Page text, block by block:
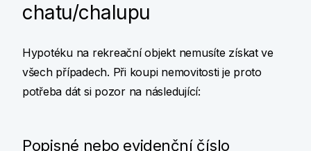
chatu/chalupu
Hypotéku na rekreační objekt nemusíte získat ve
všech případech. Při koupi nemovitosti je proto
potřeba dát si pozor na následující:
Popisné nebo evidenční číslo